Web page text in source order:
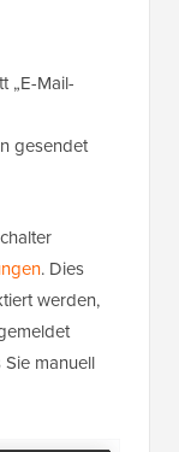
„E-Mail-
gesendet
. Dies
werden,
manuell